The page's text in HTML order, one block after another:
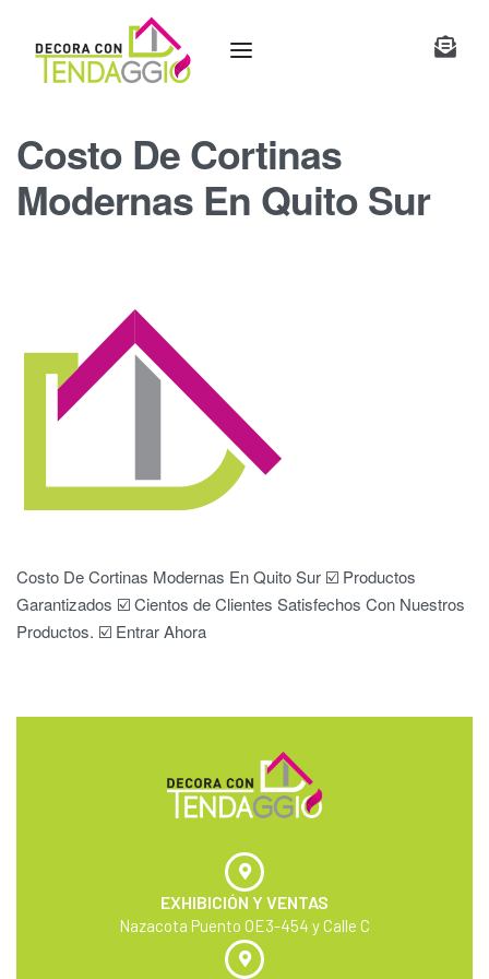
Costo De Cortinas
Modernas En Quito Sur
Costo De Cortinas Modernas En Quito Sur ☑️ Productos
Garantizados ☑️ Cientos de Clientes Satisfechos Con Nuestros
Productos. ☑️ Entrar Ahora
EXHIBICIÓN Y VENTAS
Nazacota Puento OE3-454 y Calle C